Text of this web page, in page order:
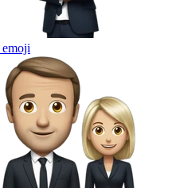
emoji